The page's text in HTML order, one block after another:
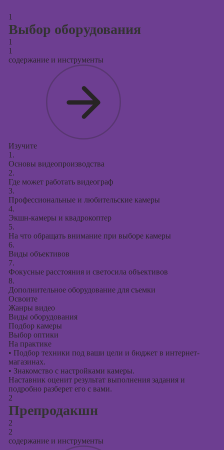
1
Выбор оборудования
1
1
содержание и инструменты
Изучите
1.
Основы видеопроизводства
2.
Где может работать видеограф
3.
Профессиональные и любительские камеры
4.
Экшн-камеры и квадрокоптер
5.
На что обращать внимание при выборе камеры
6.
Виды объективов
7.
Фокусные расстояния и светосила объективов
8.
Дополнительное оборудование для съемки
Освоите
Жанры видео
Виды оборудования
Подбор камеры
Выбор оптики
На практике
• Подбор техники под ваши цели и бюджет в интернет-
магазинах.
• Знакомство с настройками камеры.
Наставник оценит результат выполнения задания и
подробно разберет его с вами.
2
Препродакшн
2
2
содержание и инструменты